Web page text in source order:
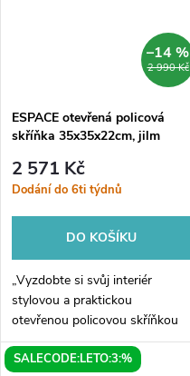
2 990 Kč
–14 %
ESPACE otevřená policová
skříňka 35x35x22cm, jilm
2 571 Kč
Dodání do 6ti týdnů
DO KOŠÍKU
„Vyzdobte si svůj interiér
stylovou a praktickou
otevřenou policovou skříňkou
ESPACE v rozměrech
35x35x22cm. Skříňka je
SALECODE:LETO:3:%